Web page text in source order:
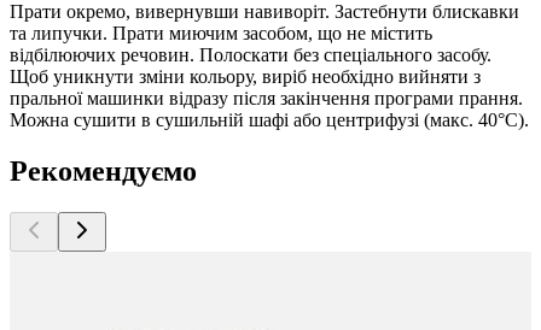
Прати окремо, вивернувши навиворіт. Застебнути блискавки
та липучки. Прати миючим засобом, що не містить
відбілюючих речовин. Полоскати без спеціального засобу.
Щоб уникнути зміни кольору, виріб необхідно вийняти з
пральної машинки відразу після закінчення програми прання.
Можна сушити в сушильній шафі або центрифузі (макс. 40°C).
Рекомендуємо